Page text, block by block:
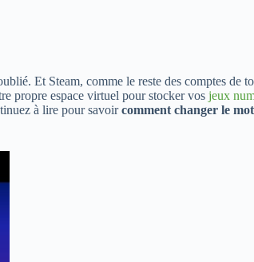
Et Steam, comme le reste des comptes de
propre espace virtuel pour stocker vos jeux
à lire pour savoircomment changer le